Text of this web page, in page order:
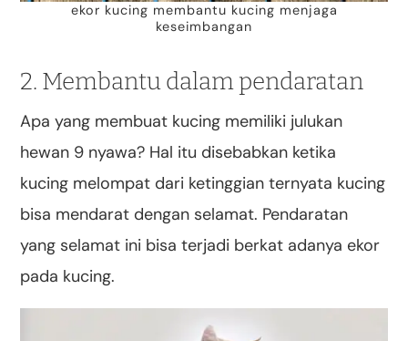
ekor kucing membantu kucing menjaga
keseimbangan
2. Membantu dalam pendaratan
Apa yang membuat kucing memiliki julukan
hewan 9 nyawa? Hal itu disebabkan ketika
kucing melompat dari ketinggian ternyata kucing
bisa mendarat dengan selamat. Pendaratan
yang selamat ini bisa terjadi berkat adanya ekor
pada kucing.